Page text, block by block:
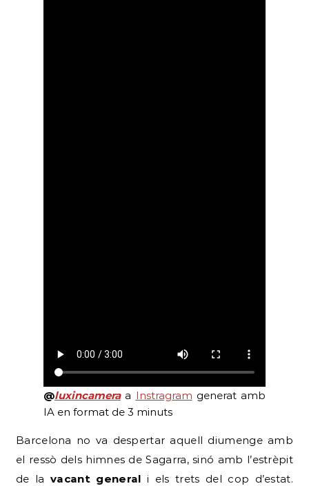
@luxincameraa Instragram generat amb
IA en format de 3 minuts
Barcelona no va despertar aquell diumenge amb
el ressò dels himnes de Sagarra, sinó amb l’estrèpit
de lavacant general i els trets del cop d’estat.